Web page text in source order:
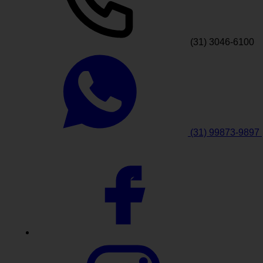
(31) 3046-6100
(31) 99873-9897